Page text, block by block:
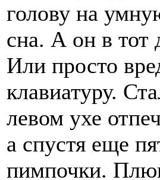
голову на
сна. А он в тот
Или просто
клавиатуру.
левом ухе
а спустя еще
пимпочки.